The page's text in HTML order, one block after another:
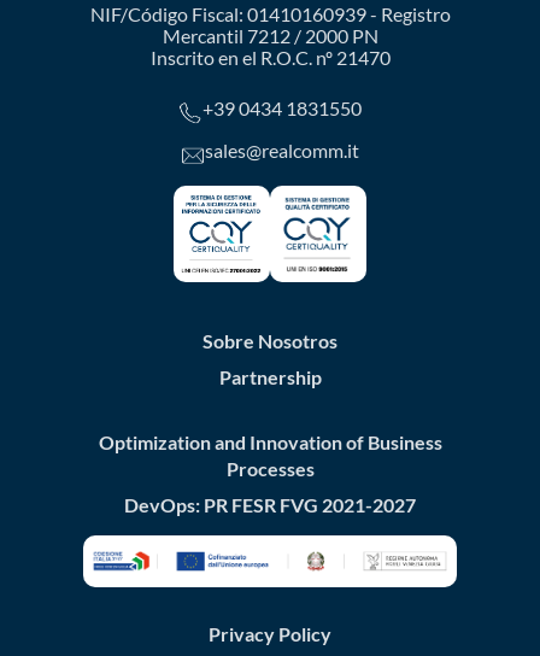
NIF/Código Fiscal: 01410160939 - Registro
Mercantil 7212 / 2000 PN
Inscrito en el R.O.C. nº 21470
+39 0434 1831550
sales@realcomm.it
Sobre Nosotros
Partnership
Optimization and Innovation of Business
Processes
DevOps: PR FESR FVG 2021-2027
Privacy Policy